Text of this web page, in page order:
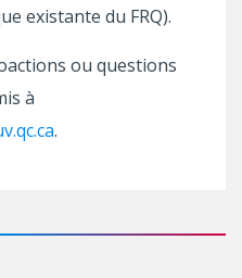
existante du FRQ).
ou questions
à
.